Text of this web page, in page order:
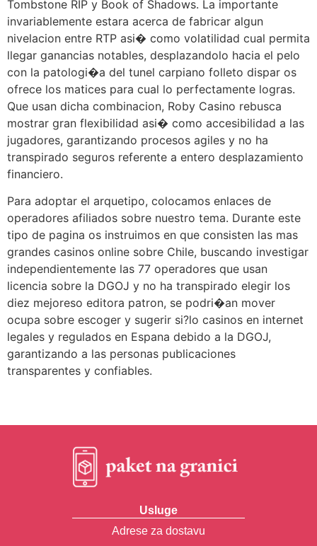
Tombstone RIP y Book of Shadows. La importante
invariablemente estara acerca de fabricar algun
nivelacion entre RTP asi� como volatilidad cual permita
llegar ganancias notables, desplazandolo hacia el pelo
con la patologi�a del tunel carpiano folleto dispar os
ofrece los matices para cual lo perfectamente logras.
Que usan dicha combinacion, Roby Casino rebusca
mostrar gran flexibilidad asi� como accesibilidad a las
jugadores, garantizando procesos agiles y no ha
transpirado seguros referente a entero desplazamiento
financiero.
Para adoptar el arquetipo, colocamos enlaces de
operadores afiliados sobre nuestro tema. Durante este
tipo de pagina os instruimos en que consisten las mas
grandes casinos online sobre Chile, buscando investigar
independientemente las 77 operadores que usan
licencia sobre la DGOJ y no ha transpirado elegir los
diez mejoreso editora patron, se podri�an mover
ocupa sobre escoger y sugerir si?lo casinos en internet
legales y regulados en Espana debido a la DGOJ,
garantizando a las personas publicaciones
transparentes y confiables.
Usluge
Adrese za dostavu